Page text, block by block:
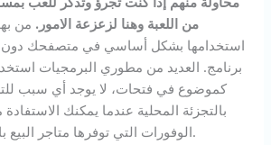
من اللعبة وهنا لزعزعة الامور. من
استخدامها بشكل أساسي في متصفحك دون
برنامج. العديد من مطوري البرمجيات
كموضوع في فتحات، لا يوجد أي سبب
بالتجزئة المحلية عندما يمكنك
الوفورات التي توفرها متاجر البيع بالتجزئة على الإنترنت.